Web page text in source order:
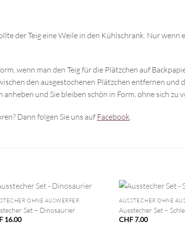
der Teig eine Weile in den Kühlschrank. Nur
wenn man den Teig für die Plätzchen auf
den ausgestochenen Plätzchen entfernen und
und Sie bleiben schön in Form, ohne sich zu
Dann folgen Sie uns auf Facebook.
OHNE AUSWERFER
Set – Dinosaurier
16.00
AUSSTECHER OHNE
Ausstecher Set –
CHF7.00